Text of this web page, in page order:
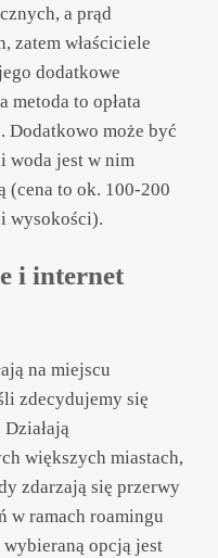
a prąd
zatem właściciele
dodatkowe
metoda to opłata
Dodatkowo może być
woda jest w nim
(cena to ok. 100-200
wysokości).
i internet
na miejscu
zdecydujemy się
większych miastach,
zdarzają się przerwy
w ramach roamingu
wybieraną opcją jest